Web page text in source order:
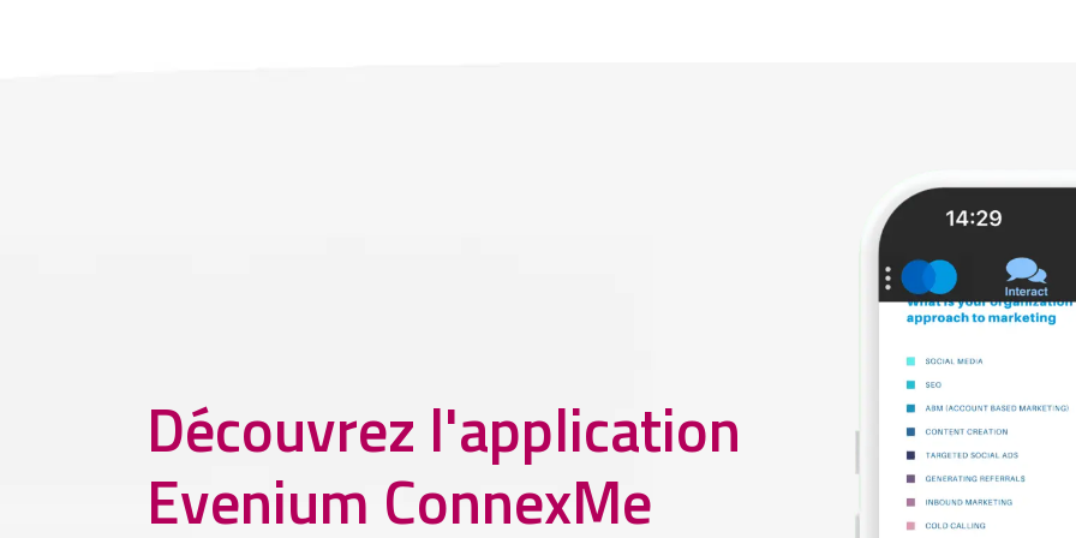
Découvrez l'application
Evenium ConnexMe